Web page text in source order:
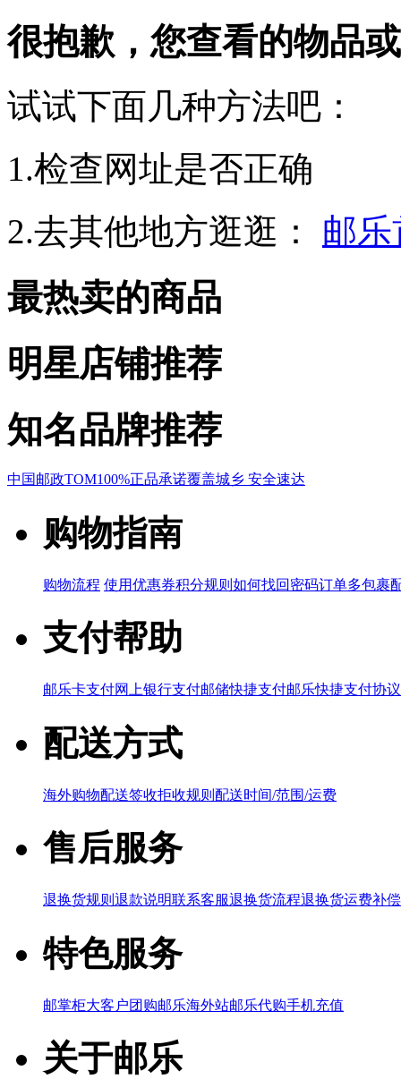
很抱歉，您查看的物品
试试下面几种方法吧：
1.检查网址是否正确
2.去其他地方逛逛：
邮
最热卖的商品
明星店铺推荐
知名品牌推荐
中国邮政TOM100%正品承诺覆盖城乡 安全速达
购物指南
购物流程 使用优惠券积分规则 如何找回密码订单多包裹
支付帮助
邮乐卡支付网上银行支付邮储快捷支付邮乐快捷支付协议
配送方式
海外购物配送签收拒收规则 配送时间/范围/运费
售后服务
退换货规则 退款说明联系客服退换货流程退换货运费补
特色服务
邮掌柜大客户团购邮乐海外站邮乐代购手机充值
关于邮乐